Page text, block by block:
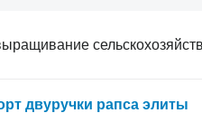
сельскохозяйственных
двуручки рапса элиты